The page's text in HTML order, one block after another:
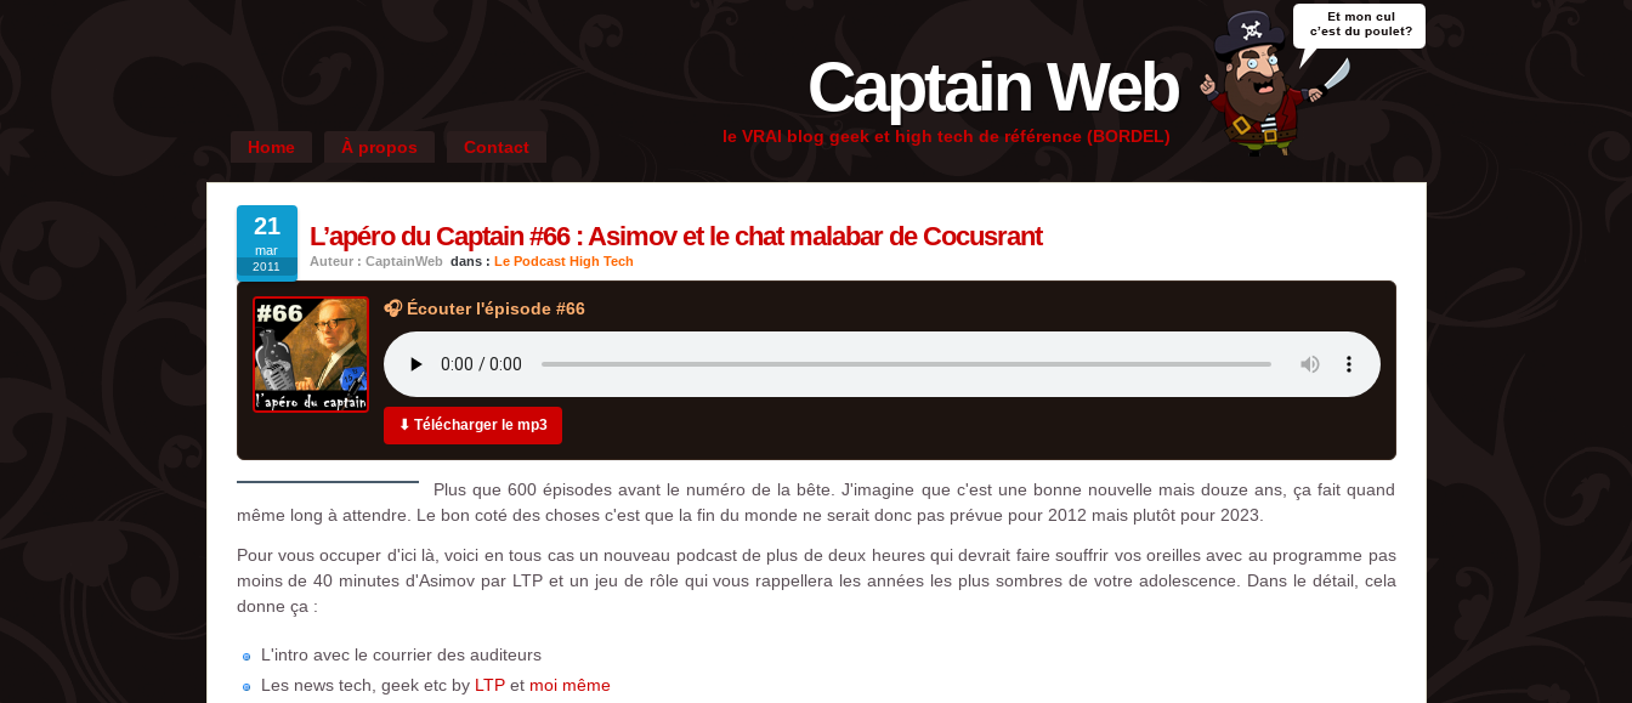
Captain Web
le VRAI blog geek et high tech de référence (BORDEL)
Home À propos Contact
21
mar
2011
L’apéro du Captain #66 : Asimov et le chat malabar de Cocusrant
Auteur : CaptainWeb dans : Le Podcast High Tech
🎧 Écouter l'épisode #66
⬇ Télécharger le mp3
Plus que 600 épisodes avant le numéro de la bête. J'imagine que c'est une bonne nouvelle mais douze ans, ça fait quand
même long à attendre. Le bon coté des choses c'est que la fin du monde ne serait donc pas prévue pour 2012 mais plutôt pour 2023.
Pour vous occuper d'ici là, voici en tous cas un nouveau podcast de plus de deux heures qui devrait faire souffrir vos oreilles avec au programme pas
moins de 40 minutes d'Asimov par LTP et un jeu de rôle qui vous rappellera les années les plus sombres de votre adolescence. Dans le détail, cela
donne ça :
L'intro avec le courrier des auditeurs
Les news tech, geek etc by LTPet moi même